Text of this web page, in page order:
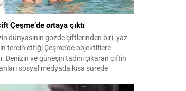
Çeşme’de ortaya çıktı
dünyasının gözde çiftlerinden biri, yaz
tercih ettiği Çeşme'de objektiflere
Denizin ve güneşin tadını çıkaran çiftin
sosyal medyada kısa sürede